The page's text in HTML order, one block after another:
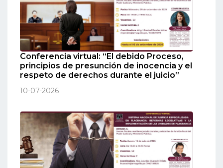
Conferencia virtual: “El debido Proceso,
principios de presunción de inocencia y el
respeto de derechos durante el juicio”
10-07-2026